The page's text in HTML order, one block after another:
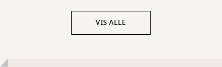
VIS ALLE